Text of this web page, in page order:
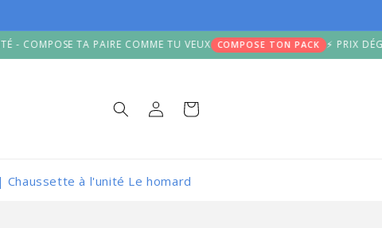
TA PAIRE COMME TU VEUX COMPOSE TON PACK ⚡ PRIX
ConnexionPanier
Chaussette à l'unité Le homard